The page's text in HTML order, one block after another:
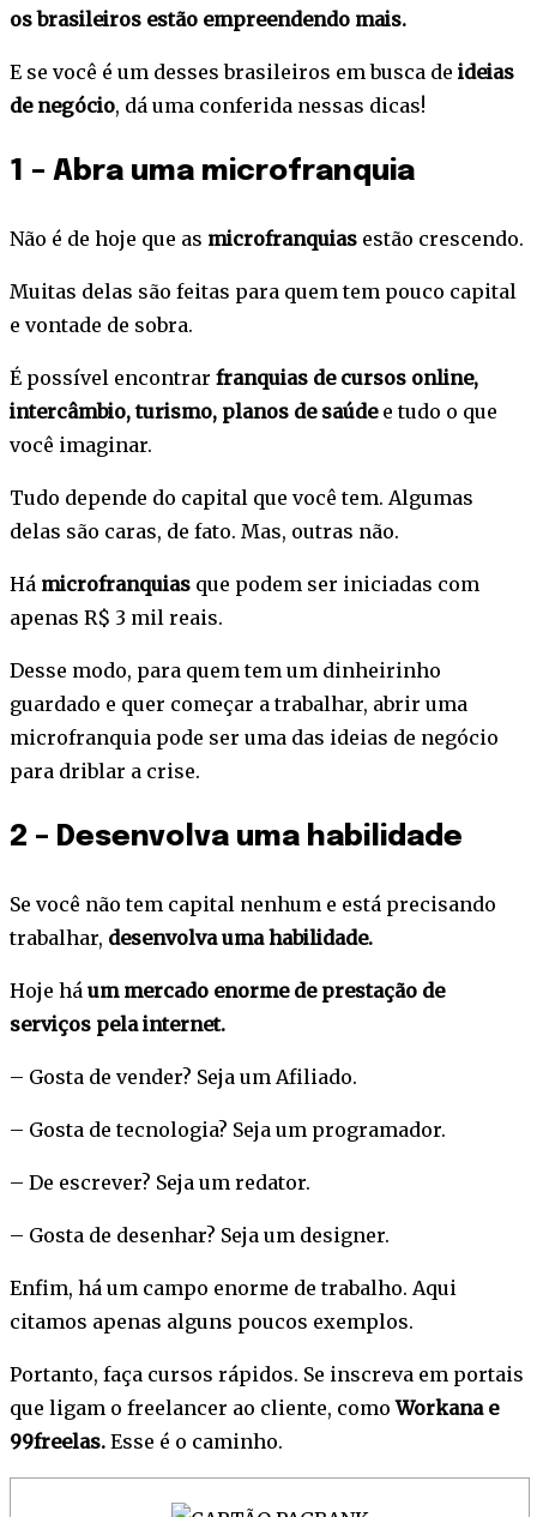
os brasileiros estão empreendendo mais.
E se você é um desses brasileiros em busca de ideias
de negócio, dá uma conferida nessas dicas!
1 – Abra uma microfranquia
Não é de hoje que as microfranquias estão crescendo.
Muitas delas são feitas para quem tem pouco capital
e vontade de sobra.
É possível encontrar franquias de cursos online,
intercâmbio, turismo, planos de saúdee tudo o que
você imaginar.
Tudo depende do capital que você tem. Algumas
delas são caras, de fato. Mas, outras não.
Há microfranquias que podem ser iniciadas com
apenas R$ 3 mil reais.
Desse modo, para quem tem um dinheirinho
guardado e quer começar a trabalhar, abrir uma
microfranquia pode ser uma das ideias de negócio
para driblar a crise.
2 – Desenvolva uma habilidade
Se você não tem capital nenhum e está precisando
trabalhar, desenvolva uma habilidade.
Hoje há um mercado enorme de prestação de
serviços pela internet.
– Gosta de vender? Seja um Afiliado.
– Gosta de tecnologia? Seja um programador.
– De escrever? Seja um redator.
– Gosta de desenhar? Seja um designer.
Enfim, há um campo enorme de trabalho. Aqui
citamos apenas alguns poucos exemplos.
Portanto, faça cursos rápidos. Se inscreva em portais
que ligam o freelancer ao cliente, comoWorkana e
99freelas. Esse é o caminho.